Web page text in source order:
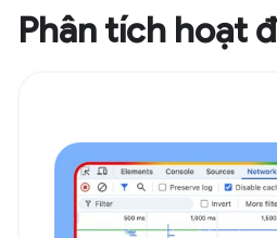
Phân tích hoạt